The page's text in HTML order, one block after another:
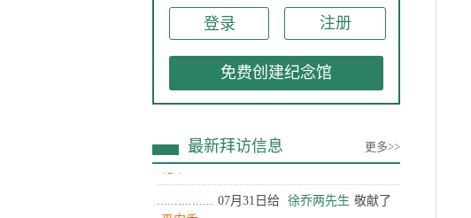
注册
免费创建纪念馆
最新拜访信息 更多>>
................ 07月31日给 徐乔两先生
07月31日给 徐乔两先生
饺子
................ 07月31日给
花束
................ 07月31日给 徐乔两先生 敬献了
平安香